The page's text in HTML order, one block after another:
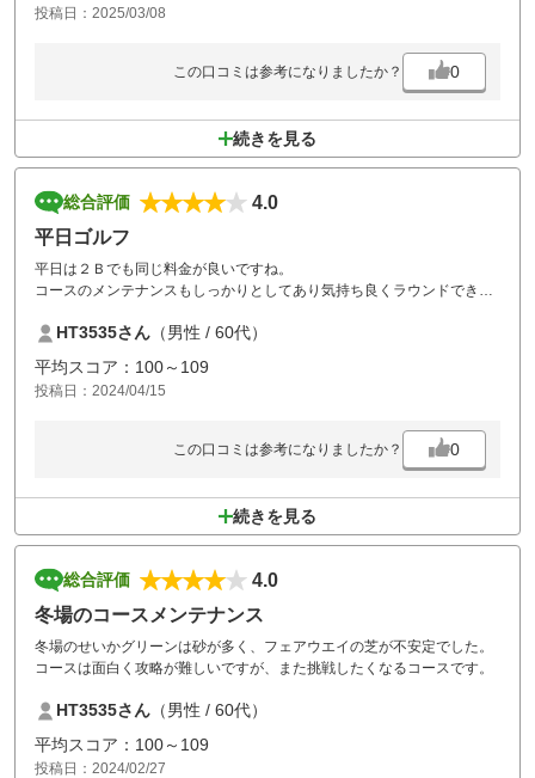
投稿日：2025/03/08
この口コミは参考になりましたか？ 0
続きを見る
総合評価
4.0
平日ゴルフ
平日は２Ｂでも同じ料金が良いですね。
コースのメンテナンスもしっかりとしてあり気持ち良くラウンドできま
今回はコンペの後だったせいか、今までに無い待ち時間ばかりでリズム
が狂います。
HT3535さん （男性 / 60代）
平均スコア：100～109
投稿日：2024/04/15
この口コミは参考になりましたか？ 0
続きを見る
総合評価
4.0
冬場のコースメンテナンス
冬場のせいかグリーンは砂が多く、フェアウエイの芝が不安定でした。
コースは面白く攻略が難しいですが、また挑戦したくなるコースです。
HT3535さん （男性 / 60代）
平均スコア：100～109
投稿日：2024/02/27